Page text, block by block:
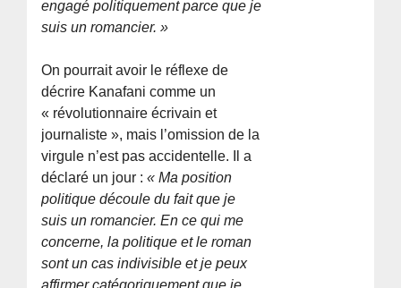
engagé politiquement parce que je
suis un romancier. »
On pourrait avoir le réflexe de
décrire Kanafani comme un
« révolutionnaire écrivain et
journaliste », mais l’omission de la
virgule n’est pas accidentelle. Il a
déclaré un jour :« Ma position
politique découle du fait que je
suis un romancier. En ce qui me
concerne, la politique et le roman
sont un cas indivisible et je peux